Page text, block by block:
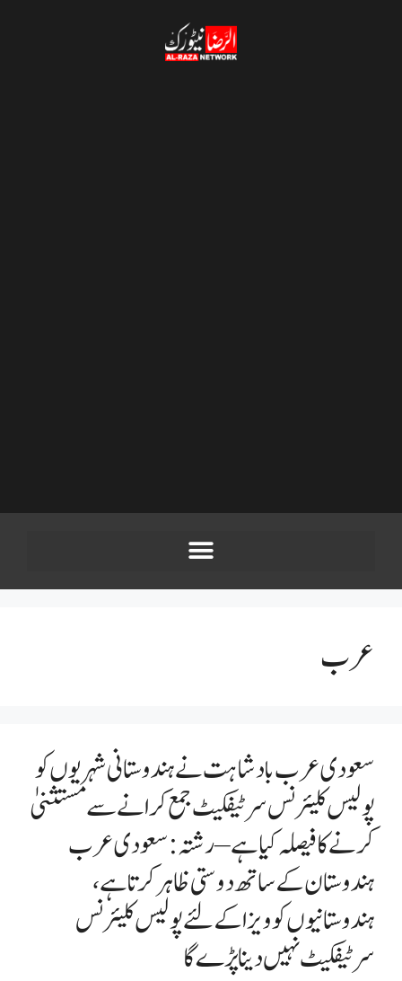
عرب
سعودی عرب بادشاہت نے ہندوستانی شہریوں کو
پولیس کلیئرنس سرٹیفکیٹ جمع کرانے سے مستثنیٰ
کرنے کا فیصلہ کیا ہے – رشتہ: سعودی عرب
ہندوستان کے ساتھ دوستی ظاہر کرتا ہے،
ہندوستانیوں کو ویزا کے لئے پولیس کلیئرنس
سرٹیفکیٹ نہیں دینا پڑے گا